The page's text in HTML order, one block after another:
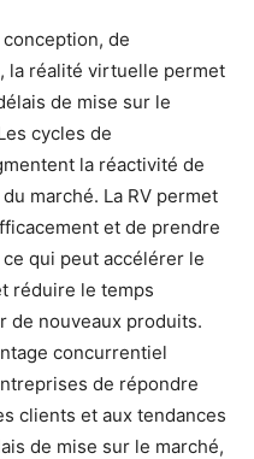
de
la réalité virtuelle permet
de mise sur le
cycles de
la réactivité de
marché. La RV permet
et de prendre
qui peut accélérer le
réduire le temps
de nouveaux produits.
concurrentiel
de répondre
clients et aux tendances
de mise sur le marché,